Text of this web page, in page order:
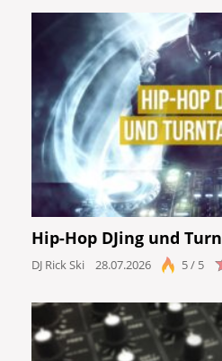
Hip-Hop DJing und
DJ Rick Ski 28.07.2026 5 / 5